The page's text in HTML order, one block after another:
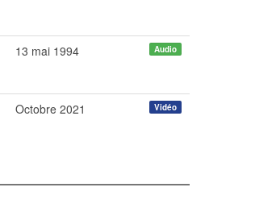
Audio
13 mai 1994
Vidéo
Octobre 2021